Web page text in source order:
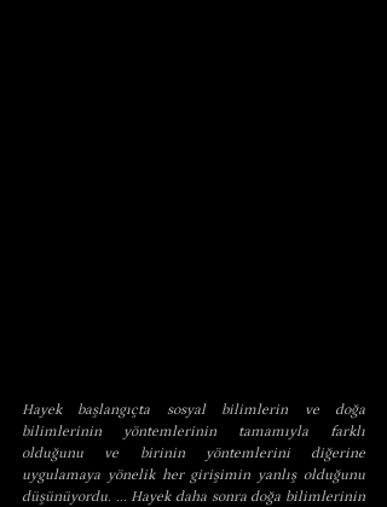
Hayek başlangıçta sosyal bilimlerin ve doğa
bilimlerinin yöntemlerinin tamamıyla farklı
olduğunu ve birinin yöntemlerini diğerine
uygulamaya yönelik her girişimin yanlış olduğunu
düşünüyordu. ... Hayek daha sonra doğa bilimlerinin